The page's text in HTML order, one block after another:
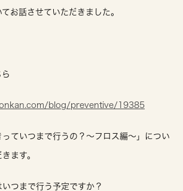
お話させていただきました。
blog/preventive/19385
ていつまで行うの？〜フロス編〜」につい
ます。
つまで行う予定ですか？